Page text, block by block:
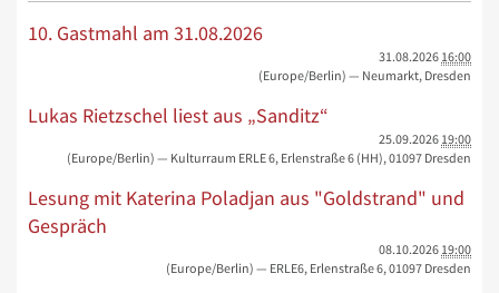
10. Gastmahl am 31.08.2026
31.08.2026 16:00
(Europe/Berlin) — Neumarkt, Dresden
Lukas Rietzschel liest aus „Sanditz“
25.09.2026 19:00
(Europe/Berlin) — Kulturraum ERLE 6, Erlenstraße 6 (HH), 01097 Dresden
Lesung mit Katerina Poladjan aus "Goldstrand" und
Gespräch
08.10.2026 19:00
(Europe/Berlin) — ERLE6, Erlenstraße 6, 01097 Dresden